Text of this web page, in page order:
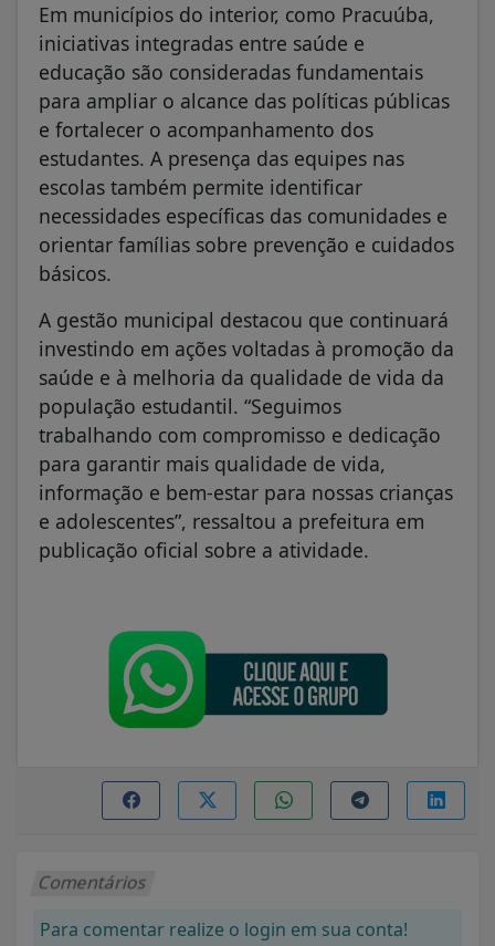
Em municípios do interior, como Pracuúba,
iniciativas integradas entre saúde e
educação são consideradas fundamentais
para ampliar o alcance das políticas públicas
e fortalecer o acompanhamento dos
estudantes. A presença das equipes nas
escolas também permite identificar
necessidades específicas das comunidades e
orientar famílias sobre prevenção e cuidados
básicos.
A gestão municipal destacou que continuará
investindo em ações voltadas à promoção da
saúde e à melhoria da qualidade de vida da
população estudantil. “Seguimos
trabalhando com compromisso e dedicação
para garantir mais qualidade de vida,
informação e bem-estar para nossas crianças
e adolescentes”, ressaltou a prefeitura em
publicação oficial sobre a atividade.
Comentários
Para comentar realize o login em sua conta!